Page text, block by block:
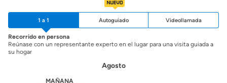
1 a 1 Autoguiado Videollamada
Recorrido en persona
Reúnase con un representante experto en el lugar para una visita guiada a
su hogar
Agosto
MAÑANA